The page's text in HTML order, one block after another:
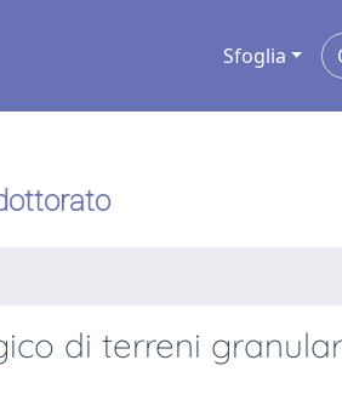
Sfoglia
di terreni